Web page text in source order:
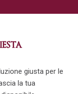
giusta per le
la tua